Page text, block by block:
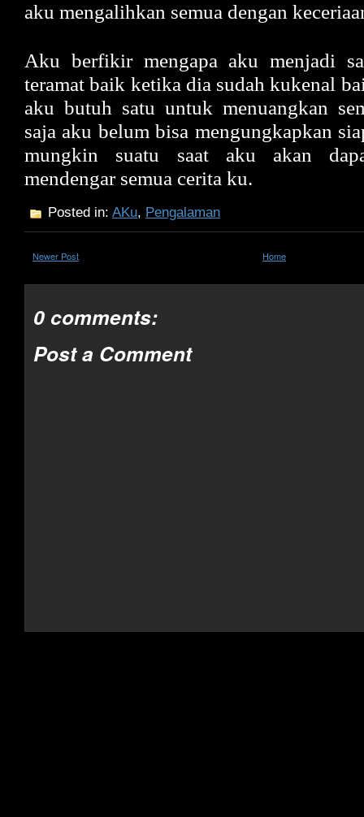
aku mengalihkan semua dengan
Aku berfikir mengapa aku menjadi
teramat baik ketika dia sudah kukenal
aku butuh satu untuk menuangkan
saja aku belum bisa mengungkapkan
mungkin suatu saat aku akan
mendengar semua cerita ku.
Posted in: AKu, Pengalaman
Newer Post Home
0 comments:
Post a Comment